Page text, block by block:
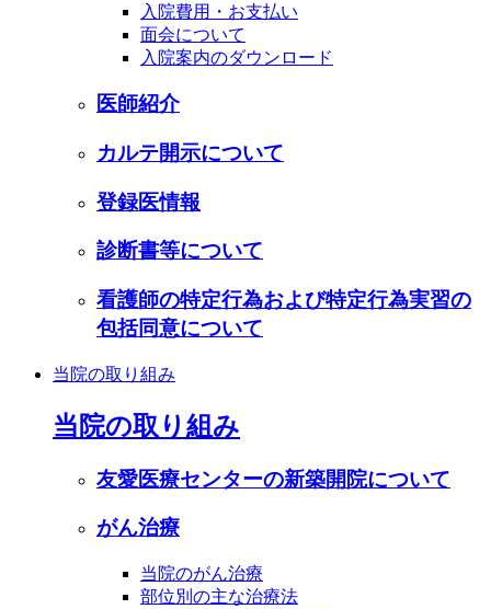
入院費用・お支払い
面会について
入院案内のダウンロード
医師紹介
カルテ開示について
登録医情報
診断書等について
看護師の特定行為および特定行為実習の
包括同意について
当院の取り組み
当院の取り組み
友愛医療センターの新築開院について
がん治療
当院のがん治療
部位別の主な治療法